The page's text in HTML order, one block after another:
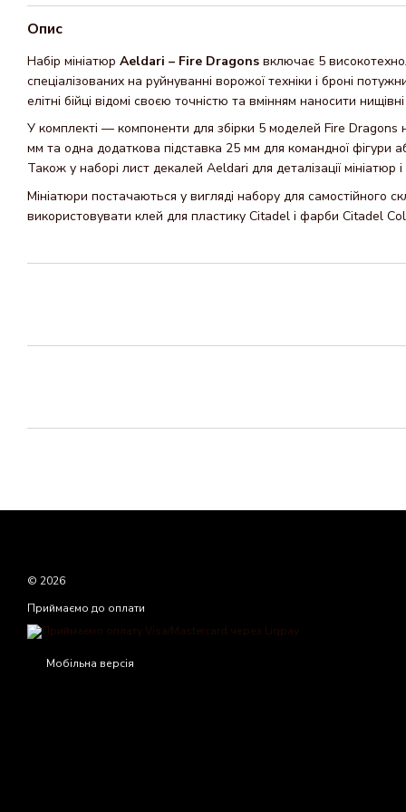
Опис
Набір мініатюр Aeldari – Fire Dragons включає 5
спеціалізованих на руйнуванні ворожої техніки і броні
елітні бійці відомі своєю точністю та вмінням наносити
У комплекті — компоненти для збірки 5 моделей Fire Dragons
мм та одна додаткова підставка 25 мм для командної фігури
Також у наборі лист декалей Aeldari для деталізації мініатюр і
Мініатюри постачаються у вигляді набору для самостійного
використовувати клей для пластику Citadel і фарби Citadel
© 2026
Приймаємо до оплати
Мобільна версія